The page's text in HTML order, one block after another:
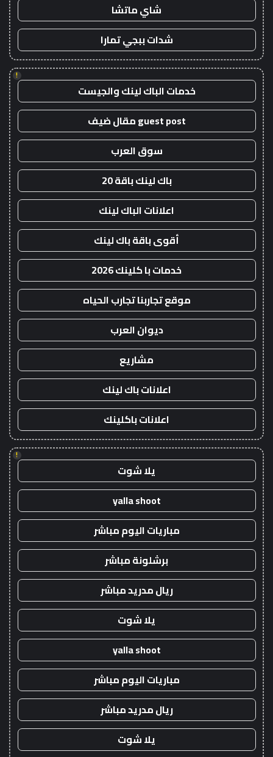
شاي ماتشا
شدات ببجي تمارا
!
خدمات الباك لينك والجيست
guest post مقال ضيف
سوق العرب
باك لينك باقة 20
اعلانات الباك لينك
أقوى باقة باك لينك
خدمات با كلينك 2026
موقع تجاربنا تجارب الحياه
ديوان العرب
مشاريع
اعلانات باك لينك
اعلانات باكلينك
!
يلا شوت
yalla shoot
مباريات اليوم مباشر
برشلونة مباشر
ريال مدريد مباشر
يلا شوت
yalla shoot
مباريات اليوم مباشر
ريال مدريد مباشر
يلا شوت